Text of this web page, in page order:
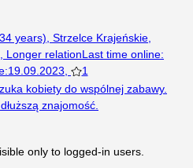
years), Strzelce Krajeńskie,
Longer relationLast time online:
:19.09.2023
1
kobiety do wspólnej zabawy.
znajomość.
only to logged-in users.